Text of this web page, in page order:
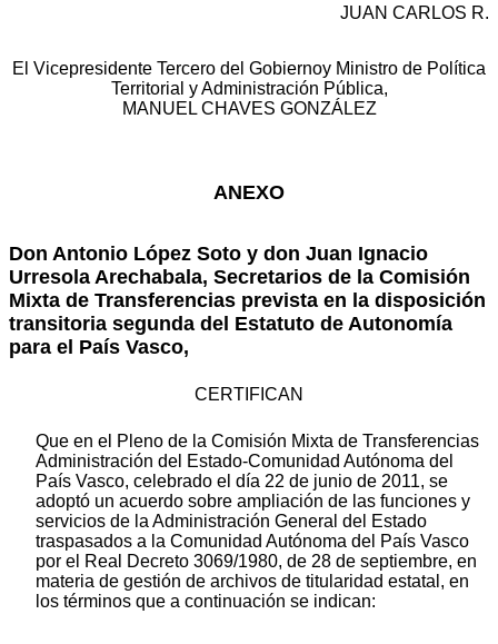
JUAN CARLOS R.
El Vicepresidente Tercero del Gobiernoy Ministro de Política
Territorial y Administración Pública,
MANUEL CHAVES GONZÁLEZ
ANEXO
Don Antonio López Soto y don Juan Ignacio
Urresola Arechabala, Secretarios de la Comisión
Mixta de Transferencias prevista en la disposición
transitoria segunda del Estatuto de Autonomía
para el País Vasco,
CERTIFICAN
Que en el Pleno de la Comisión Mixta de Transferencias
Administración del Estado-Comunidad Autónoma del
País Vasco, celebrado el día 22 de junio de 2011, se
adoptó un acuerdo sobre ampliación de las funciones y
servicios de la Administración General del Estado
traspasados a la Comunidad Autónoma del País Vasco
por el Real Decreto 3069/1980, de 28 de septiembre, en
materia de gestión de archivos de titularidad estatal, en
los términos que a continuación se indican: